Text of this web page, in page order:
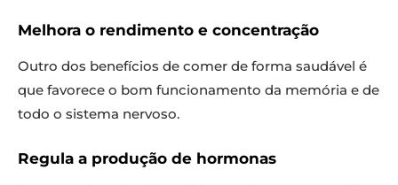
Melhora o rendimento e concentração
Outro dos benefícios de comer de forma saudável é
que favorece o bom funcionamento da memória e de
todo o sistema nervoso.
Regula a produção de hormonas